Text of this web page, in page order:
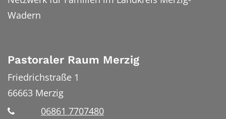
Wadern
Pastoraler Raum Merzig
Friedrichstraße 1
66663 Merzig
06861 7707480